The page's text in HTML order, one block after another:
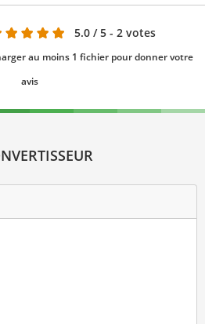
5.0 / 5 - 2 votes
au moins 1 fichier pour donner votre
avis